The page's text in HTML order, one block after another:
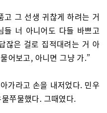
고 그 선생 귀찮게 하려는 거
들 너 아니어도 다들 바쁘고
잖은 걸로 집적대려는 거 아
어보고, 아니면 그냥 가.”
가라고 손을 내저었다. 민우
쭈물했다. 그때였다.